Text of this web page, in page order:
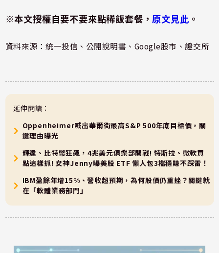
※本文授權自要不要來點稀飯套餐， 原文見此 。
資料來源：統一投信 、 公開說明書 、Google股市、證交所
延伸閱讀：
Oppenheimer喊出華爾街最高S&P 500年底目標價，關
鍵理由曝光
輝達、比特幣狂飆，4兆美元俱樂部開戰! 特斯拉、微軟買
點這樣抓! 女神Jenny曝美股 ETF 懶人包3檔穩賺不踩雷！
IBM盈餘年增15%、營收超預期，為何股價仍重挫？關鍵就
在「軟體業務部門」